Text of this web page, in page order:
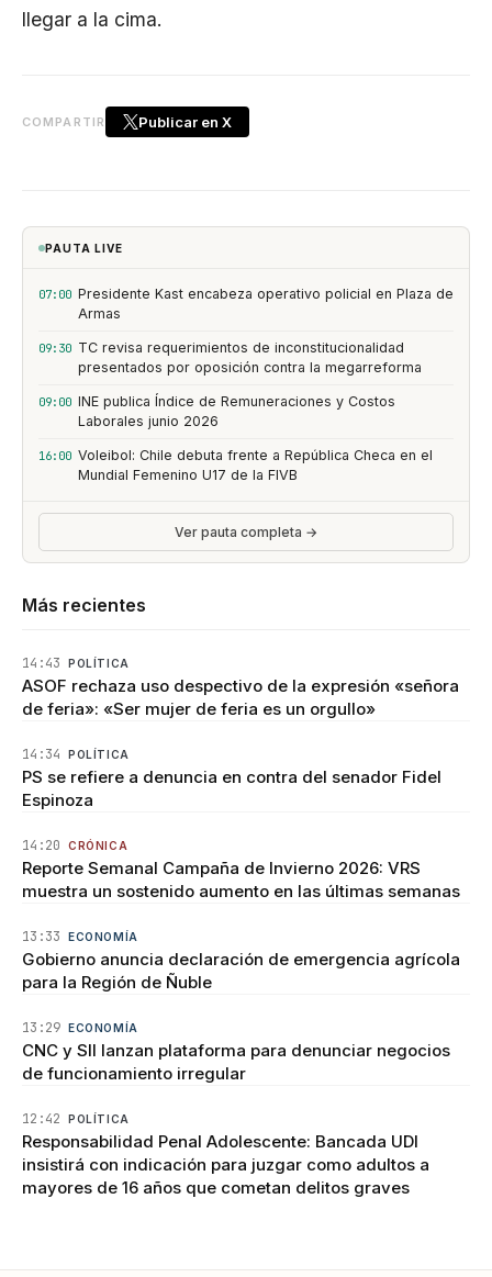
llegar a la cima.
COMPARTIR Publicar en X
PAUTA LIVE
07:00 Presidente Kast encabeza operativo policial en Plaza de
Armas
09:30 TC revisa requerimientos de inconstitucionalidad
presentados por oposición contra la megarreforma
09:00 INE publica Índice de Remuneraciones y Costos
Laborales junio 2026
16:00 Voleibol: Chile debuta frente a República Checa en el
Mundial Femenino U17 de la FIVB
Ver pauta completa →
Más recientes
14:43 POLÍTICA
ASOF rechaza uso despectivo de la expresión «señora
de feria»: «Ser mujer de feria es un orgullo»
14:34 POLÍTICA
PS se refiere a denuncia en contra del senador Fidel
Espinoza
14:20 CRÓNICA
Reporte Semanal Campaña de Invierno 2026: VRS
muestra un sostenido aumento en las últimas semanas
13:33 ECONOMÍA
Gobierno anuncia declaración de emergencia agrícola
para la Región de Ñuble
13:29 ECONOMÍA
CNC y SII lanzan plataforma para denunciar negocios
de funcionamiento irregular
12:42 POLÍTICA
Responsabilidad Penal Adolescente: Bancada UDI
insistirá con indicación para juzgar como adultos a
mayores de 16 años que cometan delitos graves